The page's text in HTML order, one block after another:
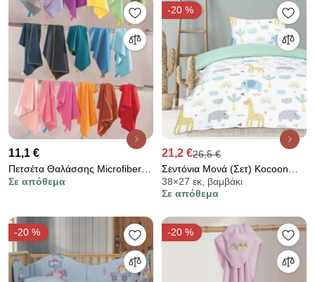
11,1 €
Πετσέτα Θαλάσσης Microfiber
(90x160) Rythmos Urban Χακί
Σε απόθεμα
-20 %
21,2 €26,5 €
Σεντόνια Μονά (Σετ) Kocoon
Wildie
38×27 εκ, βαμβάκι
Σε απόθεμα
-20 % -20 %